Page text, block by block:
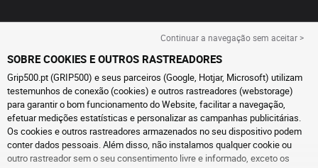
Continuar a navegação sem aceitar >
SOBRE COOKIES E OUTROS RASTREADORES
Grip500.pt (GRIP500) e seus parceiros (Google, Hotjar, Microsoft) utilizam
testemunhos de conexão (cookies) e outros rastreadores (webstorage)
para garantir o bom funcionamento do Website, facilitar a navegação,
efetuar medições estatísticas e personalizar as campanhas publicitárias.
Os cookies e outros rastreadores armazenados no seu dispositivo podem
conter dados pessoais. Além disso, não instalamos qualquer cookie ou
outro rastreador sem o seu consentimento livre e informado, exceto os